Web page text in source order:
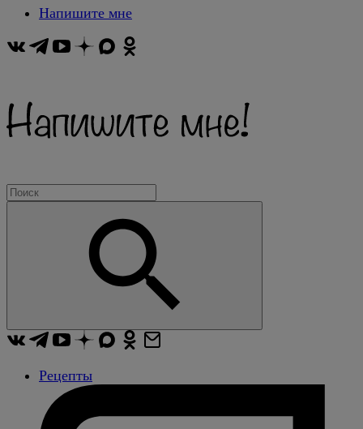
Напишите мне
Рецепты